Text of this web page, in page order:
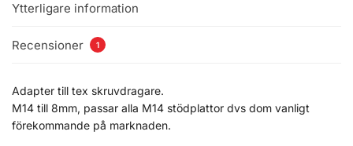
Ytterligare information
Recensioner 1
Adapter till tex skruvdragare.
M14 till 8mm, passar alla M14 stödplattor dvs dom vanligt
förekommande på marknaden.